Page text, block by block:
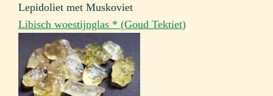
Lepidoliet met Muskoviet
Libisch woestijnglas * (Goud Tektiet)